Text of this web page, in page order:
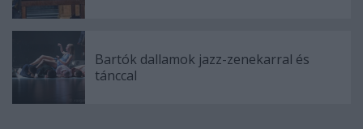
Bartók dallamok jazz-zenekarral és
tánccal